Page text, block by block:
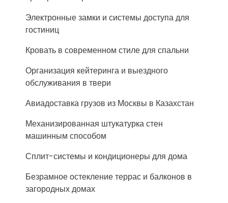
Электронные замки и системы доступа для
гостиниц
Кровать в современном стиле для спальни
Организация кейтеринга и выездного
обслуживания в твери
Авиадоставка грузов из Москвы в Казахстан
Механизированная штукатурка стен
машинным способом
Сплит-системы и кондиционеры для дома
Безрамное остекление террас и балконов в
загородных домах